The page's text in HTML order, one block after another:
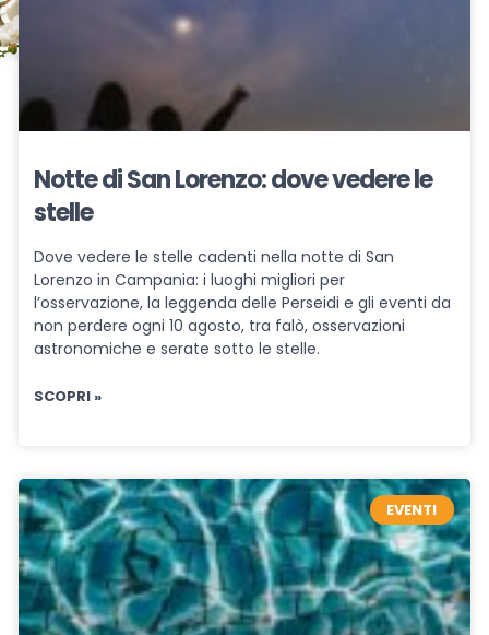
Notte di San Lorenzo: dove vedere le
stelle
Dove vedere le stelle cadenti nella notte di San
Lorenzo in Campania: i luoghi migliori per
l’osservazione, la leggenda delle Perseidi e gli eventi da
non perdere ogni 10 agosto, tra falò, osservazioni
astronomiche e serate sotto le stelle.
SCOPRI »
EVENTI